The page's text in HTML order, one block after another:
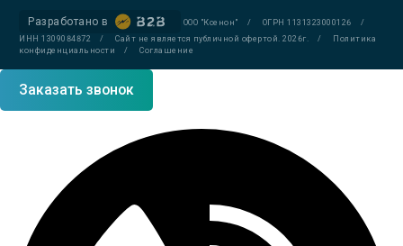
Разработано в ООО "Ксенон" / ОГРН 1131323000126
/
ИНН 1309084872
/ Сайт не является публичной офертой. 2026г. /
Политика
конфиденциальности
/ Соглашение
Заказать звонок